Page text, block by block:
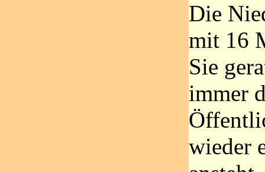
Die
mit 16
Sie
immer
wieder